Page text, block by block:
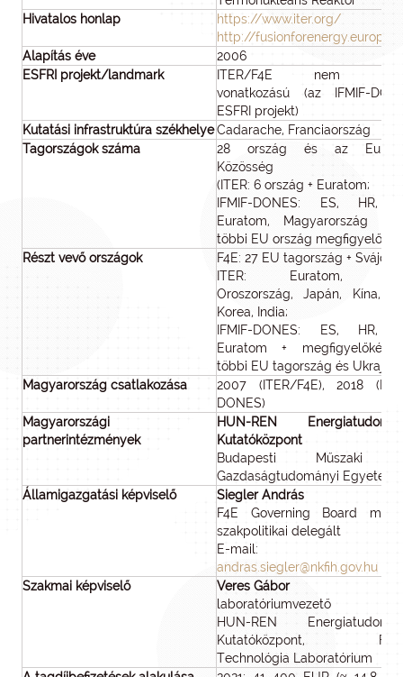
Hivatalos honlap
https://www.iter.org/
http://
Alapítás éve
2006
ESFRI projekt/landmark
ITER/F4E nem
vonatkozású (az IFMIF-
ESFRI projekt)
Kutatási infrastruktúra székhelyeCadarache, Franciaország
Tagországok száma
28 ország és az
Közösség
(ITER: 6 ország + Euratom;
IFMIF-DONES: ES, HR,
Euratom, Magyarország
többi EU ország megfigyelő)
Részt vevő országok
F4E: 27 EU tagország + Svájc;
ITER: Euratom,
Oroszország, Japán, Kína,
Korea, India;
IFMIF-DONES: ES, HR,
Euratom +
többi EU tagország és Ukrajna
Magyarország csatlakozása
2007 (ITER/F4E), 2018
DONES)
Magyarországi
partnerintézmények
HUN-REN
Kutatóközpont
Budapesti Műszaki
Gazdaságtudományi Egyetem
Államigazgatási képviselő
Siegler András
F4E Governing Board
szakpolitikai delegált
E-mail:
andras.siegler@nkfih.gov.hu
Szakmai képviselő
Veres Gábor
laboratóriumvezető
HUN-REN
Kutatóközpont,
Technológia Laboratórium